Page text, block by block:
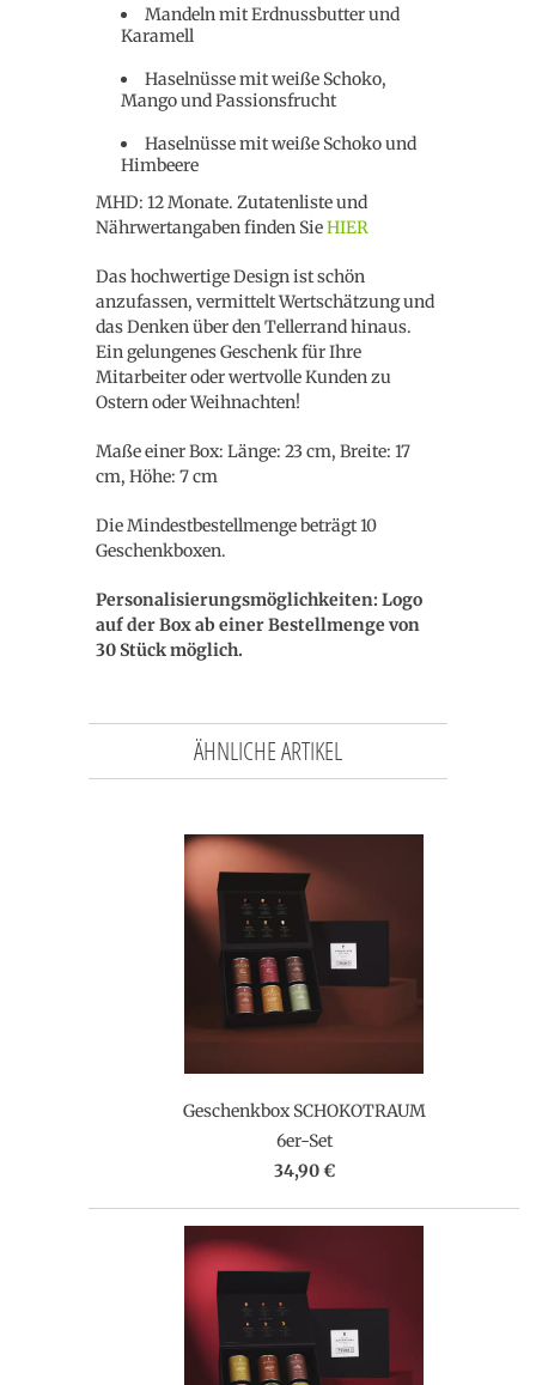
Mandeln mit Erdnussbutter und
Karamell
Haselnüsse mit weiße Schoko,
Mango und Passionsfrucht
Haselnüsse mit weiße Schoko und
Himbeere
MHD: 12 Monate. Zutatenliste und
Nährwertangaben finden SieHIER
Das hochwertige Design ist schön
anzufassen, vermittelt Wertschätzung und
das Denken über den Tellerrand hinaus.
Ein gelungenes Geschenk für Ihre
Mitarbeiter oder wertvolle Kunden zu
Ostern oder Weihnachten!
Maße einer Box: Länge: 23 cm, Breite: 17
cm, Höhe: 7 cm
Die Mindestbestellmenge beträgt 10
Geschenkboxen.
Personalisierungsmöglichkeiten: Logo
auf der Boxab einer Bestellmenge von
30 Stück möglich.
ÄHNLICHE ARTIKEL
Geschenkbox SCHOKOTRAUM
6er-Set
34,90 €